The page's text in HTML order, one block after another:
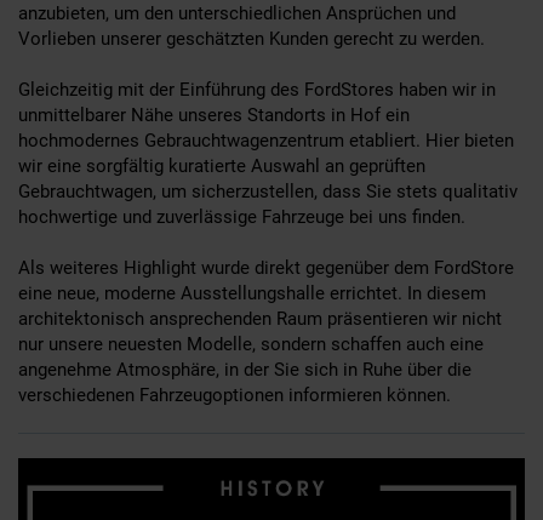
anzubieten, um den unterschiedlichen Ansprüchen und
Vorlieben unserer geschätzten Kunden gerecht zu werden.
Gleichzeitig mit der Einführung des FordStores haben wir in
unmittelbarer Nähe unseres Standorts in Hof ein
hochmodernes Gebrauchtwagenzentrum etabliert. Hier bieten
wir eine sorgfältig kuratierte Auswahl an geprüften
Gebrauchtwagen, um sicherzustellen, dass Sie stets qualitativ
hochwertige und zuverlässige Fahrzeuge bei uns finden.
Als weiteres Highlight wurde direkt gegenüber dem FordStore
eine neue, moderne Ausstellungshalle errichtet. In diesem
architektonisch ansprechenden Raum präsentieren wir nicht
nur unsere neuesten Modelle, sondern schaffen auch eine
angenehme Atmosphäre, in der Sie sich in Ruhe über die
verschiedenen Fahrzeugoptionen informieren können.